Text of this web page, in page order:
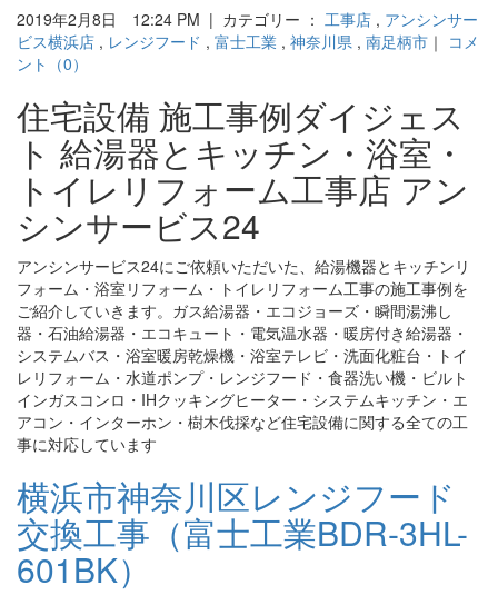
2019年2月8日 12:24 PM | カテゴリー ： 工事店 , アンシンサー
ビス横浜店 , レンジフード , 富士工業 , 神奈川県 , 南足柄市 ｜ コメ
ント（0）
住宅設備 施工事例ダイジェス
ト 給湯器とキッチン・浴室・
トイレリフォーム工事店 アン
シンサービス24
アンシンサービス24にご依頼いただいた、給湯機器とキッチンリ
フォーム・浴室リフォーム・トイレリフォーム工事の施工事例を
ご紹介していきます。ガス給湯器・エコジョーズ・瞬間湯沸し
器・石油給湯器・エコキュート・電気温水器・暖房付き給湯器・
システムバス・浴室暖房乾燥機・浴室テレビ・洗面化粧台・トイ
レリフォーム・水道ポンプ・レンジフード・食器洗い機・ビルト
インガスコンロ・IHクッキングヒーター・システムキッチン・エ
アコン・インターホン・樹木伐採など住宅設備に関する全ての工
事に対応しています
横浜市神奈川区レンジフード
交換工事（富士工業BDR-3HL-
601BK）